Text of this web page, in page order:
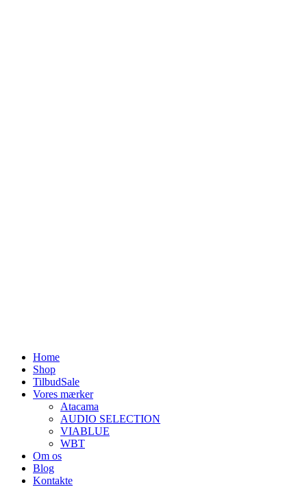
Home
Shop
TilbudSale
Vores mærker
Atacama
AUDIO SELECTION
VIABLUE
WBT
Om os
Blog
Kontakte